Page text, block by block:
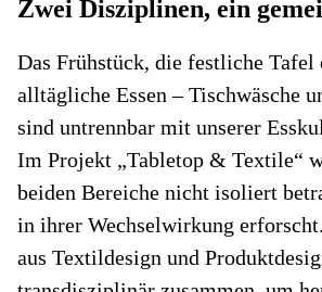
Zwei Disziplinen, ein
Das Frühstück, die festliche Tafel
alltägliche Essen – Tischwäsche
sind untrennbar mit unserer
Im Projekt „Tabletop & Textile“
beiden Bereiche nicht isoliert
in ihrer Wechselwirkung
aus Textildesign und